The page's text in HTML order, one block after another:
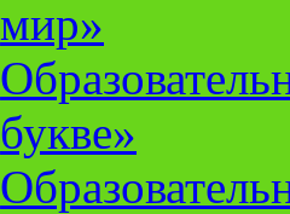
мир»
букве»